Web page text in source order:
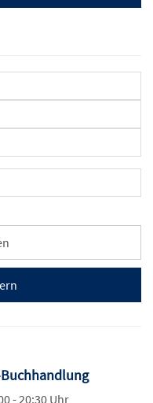
- 20:30 Uhr